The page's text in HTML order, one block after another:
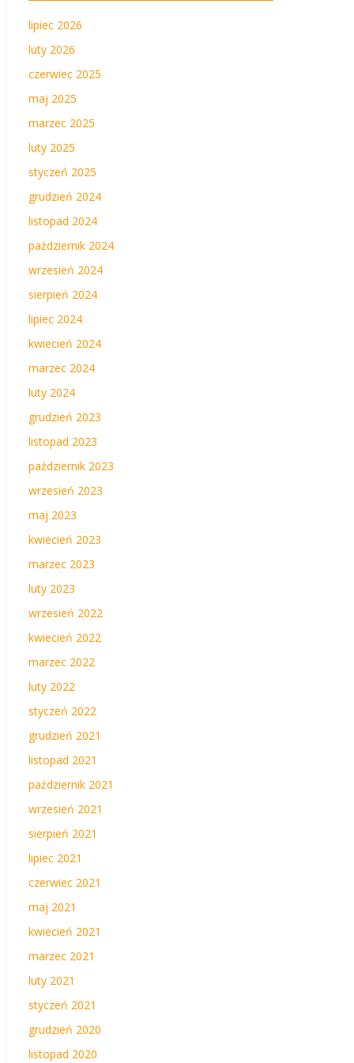
lipiec 2026
luty 2026
czerwiec 2025
maj 2025
marzec 2025
luty 2025
styczeń 2025
grudzień 2024
listopad 2024
październik 2024
wrzesień 2024
sierpień 2024
lipiec 2024
kwiecień 2024
marzec 2024
luty 2024
grudzień 2023
listopad 2023
październik 2023
wrzesień 2023
maj 2023
kwiecień 2023
marzec 2023
luty 2023
wrzesień 2022
kwiecień 2022
marzec 2022
luty 2022
styczeń 2022
grudzień 2021
listopad 2021
październik 2021
wrzesień 2021
sierpień 2021
lipiec 2021
czerwiec 2021
maj 2021
kwiecień 2021
marzec 2021
luty 2021
styczeń 2021
grudzień 2020
listopad 2020